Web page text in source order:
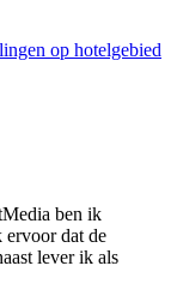
op hotelgebied
ben ik
ervoor dat de
lever ik als